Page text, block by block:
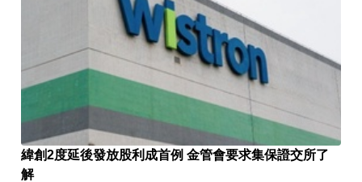
緯創2度延後發放股利成首例 金管會要求集保證交所了
解